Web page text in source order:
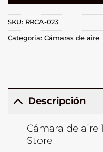
SKU: RRCA-023
Categoría: Cámaras de aire
Descripción
Cámara de aire
Store